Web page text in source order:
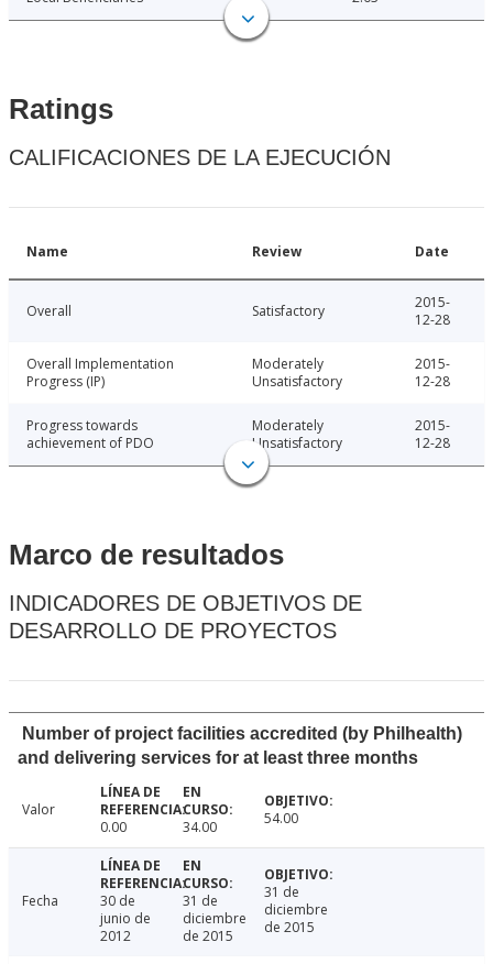
Ratings
CALIFICACIONES DE LA EJECUCIÓN
Name Review Date
Overall Satisfactory
2015-
12-28
Overall Implementation
Progress (IP)
Moderately
Unsatisfactory
2015-
12-28
Progress towards
achievement of PDO
Moderately
Unsatisfactory
2015-
12-28
Marco de resultados
INDICADORES DE OBJETIVOS DE
DESARROLLO DE PROYECTOS
Number of project facilities accredited (by Philhealth)
and delivering services for at least three months
Valor
0.00
34.00 54.00
Fecha
30 de
junio de
2012
31 de
diciembre
de 2015
31 de
diciembre
de 2015